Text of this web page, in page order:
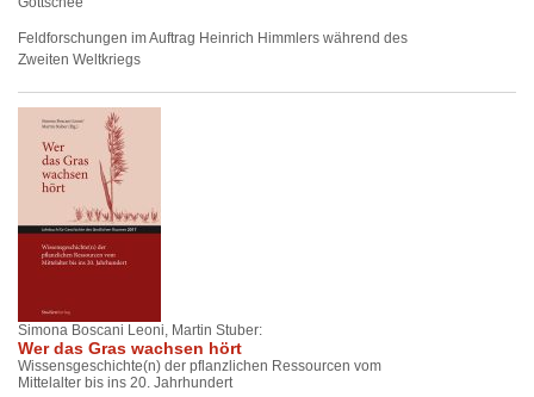
Feldforschungen im Auftrag Heinrich Himmlers während des
Zweiten Weltkriegs
Simona Boscani Leoni, Martin Stuber:
Wer das Gras wachsen hört
Wissensgeschichte(n) der pflanzlichen Ressourcen vom
Mittelalter bis ins 20. Jahrhundert